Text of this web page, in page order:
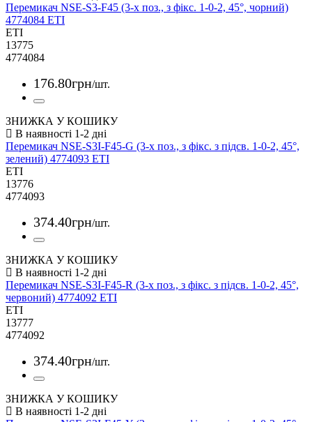
Перемикач NSE-S3-F45 (3-х поз., з фікс. 1-0-2, 45°, чорний)
4774084 ETI
ETI
13775
4774084
176.80грн/шт.
ЗНИЖКА У КОШИКУ
Перемикач NSE-S3I-F45-G (3-х поз., з фікс. з підсв. 1-0-2, 45°,
зелений) 4774093 ETI
ETI
13776
4774093
374.40грн/шт.
ЗНИЖКА У КОШИКУ
Перемикач NSE-S3I-F45-R (3-х поз., з фікс. з підсв. 1-0-2, 45°,
червоний) 4774092 ETI
ETI
13777
4774092
374.40грн/шт.
ЗНИЖКА У КОШИКУ